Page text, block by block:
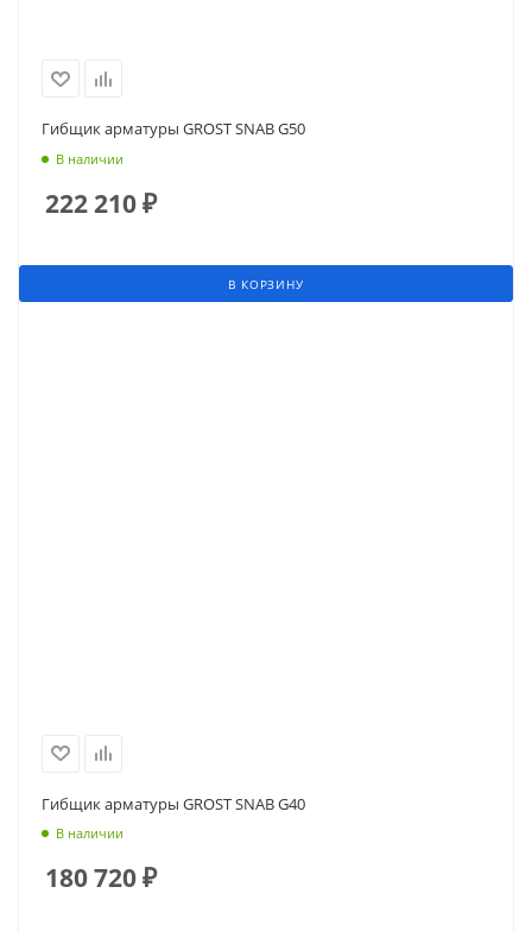
Гибщик арматуры GROST SNAB G50
В наличии
222 210₽
В КОРЗИНУ
Гибщик арматуры GROST SNAB G40
В наличии
180 720₽